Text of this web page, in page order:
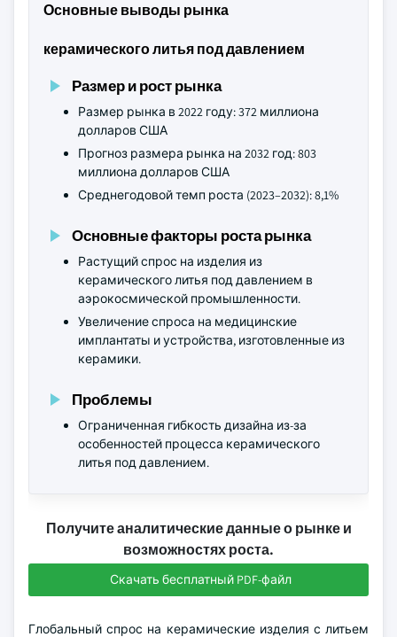
Основные выводы рынка
керамического литья под давлением
Размер и рост рынка
Размер рынка в 2022 году: 372 миллиона
долларов США
Прогноз размера рынка на 2032 год: 803
миллиона долларов США
Среднегодовой темп роста (2023–2032): 8,1%
Основные факторы роста рынка
Растущий спрос на изделия из
керамического литья под давлением в
аэрокосмической промышленности.
Увеличение спроса на медицинские
имплантаты и устройства, изготовленные из
керамики.
Проблемы
Ограниченная гибкость дизайна из-за
особенностей процесса керамического
литья под давлением.
Получите аналитические данные о рынке и
возможностях роста.
Скачать бесплатный PDF-файл
Глобальный спрос на керамические изделия с литьем